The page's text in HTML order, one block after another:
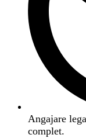
Angajare
complet.